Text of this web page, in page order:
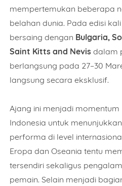
mempertemukan beberapa
belahan dunia. Pada edisi
bersaing dengan Bulgaria,
Saint Kitts and Nevis dalam
berlangsung pada 27–30
langsung secara eksklusif.
Ajang ini menjadi
Indonesia untuk
performa di level
Eropa dan Oseania tentu
tersendiri sekaligus
pemain. Selain menjadi